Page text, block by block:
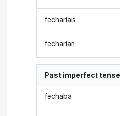
fecharíais
fecharían
Past imperfect tense
fechaba